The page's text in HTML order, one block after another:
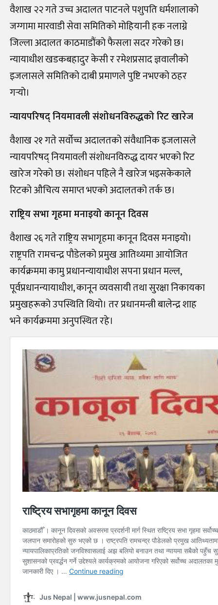
वैशाख २२ गते उच्च अदालत पाटनले पशुपति धर्मशालाको
जग्गामा मारवाडी सेवा समितिको मोहियानी हक नलाग्ने
जिल्ला अदालत काठमाडौंको फैसला सदर गरेको छ।
न्यायाधीश खडकबहादुर केसी र रमेशप्रसाद ज्ञवालीको
इजलासले समितिको दाबी प्रमाणले पुष्टि नभएको ठहर
गर्‍यो।
न्यायपरिषद् नियमावली संशोधनविरुद्धको रिट खारेज
वैशाख २१ गते सर्वोच्च अदालतको संवैधानिक इजलासले
न्यायपरिषद् नियमावली संशोधनविरुद्ध दायर भएको रिट
खारेज गरेको छ। संशोधन पहिले नै खारेज भइसकेकाले
रिटको औचित्य समाप्त भएको अदालतको तर्क छ।
राष्ट्रिय सभा गृहमा मनाइयो कानून दिवस
वैशाख २६ गते राष्ट्रिय सभागृहमा कानून दिवस मनाइयो।
राष्ट्रपति रामचन्द्र पौडेलको प्रमुख आतिथ्यमा आयोजित
कार्यक्रममा कामु प्रधानन्यायाधीश सपना प्रधान मल्ल,
पूर्वप्रधानन्यायाधीश, कानून व्यवसायी तथा सुरक्षा निकायका
प्रमुखहरूको उपस्थिति थियो। तर प्रधानमन्त्री बालेन्द्र शाह
भने कार्यक्रममा अनुपस्थित रहे।